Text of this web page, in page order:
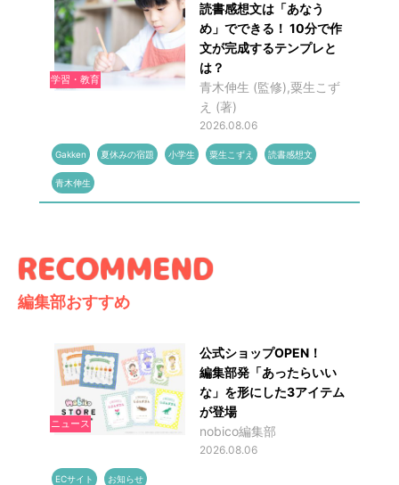
学習・教育
読書感想文は「あなう
め」でできる！ 10分で作
文が完成するテンプレと
は？
青木伸生 (監修),粟生こず
え (著)
2026.08.06
Gakken 夏休みの宿題 小学生 粟生こずえ 読書感想文
青木伸生
編集部おすすめ
ニュース
公式ショップOPEN！
編集部発「あったらいい
な」を形にした3アイテム
が登場
nobico編集部
2026.08.06
ECサイト お知らせ